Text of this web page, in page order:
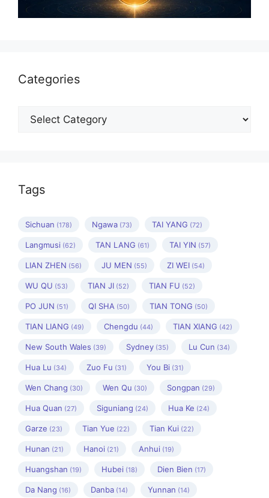
Categories
Categories
Tags
Sichuan (178) Ngawa (73) TAI YANG (72)
Langmusi (62) TAN LANG (61) TAI YIN (57)
LIAN ZHEN (56) JU MEN (55) ZI WEI (54)
WU QU (53) TIAN JI (52) TIAN FU (52)
PO JUN (51) QI SHA (50) TIAN TONG (50)
TIAN LIANG (49) Chengdu (44) TIAN XIANG (42)
New South Wales (39) Sydney (35) Lu Cun (34)
Hua Lu (34) Zuo Fu (31) You Bi (31)
Wen Chang (30) Wen Qu (30) Songpan (29)
Hua Quan (27) Siguniang (24) Hua Ke (24)
Garze (23) Tian Yue (22) Tian Kui (22)
Hunan (21) Hanoi (21) Anhui (19)
Huangshan (19) Hubei (18) Dien Bien (17)
Da Nang (16) Danba (14) Yunnan (14)